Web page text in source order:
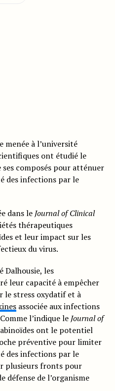
menée à l’université
ont étudié le
composés pour atténuer
des infections par le
dans le Journal of Clinical
thérapeutiques
et leur impact sur les
du virus.
Dalhousie, les
leur capacité à empêcher
le stress oxydatif et à
associée aux infections
l’indique le Journal of
ont le potentiel
préventive pour limiter
des infections par le
plusieurs fronts pour
défense de l’organisme